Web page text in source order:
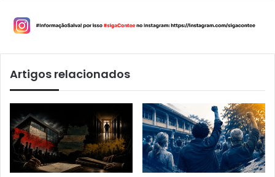
Artigos relacionados